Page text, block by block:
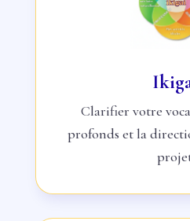
Clarifier votre
profonds et la